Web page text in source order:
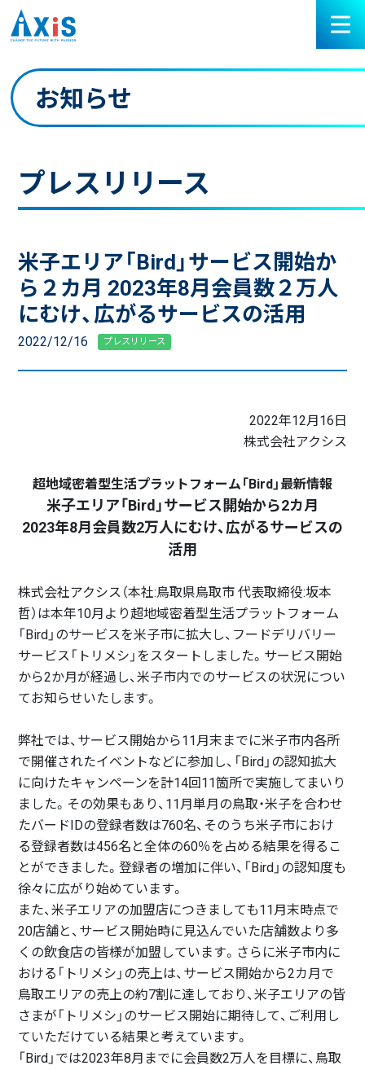
お知らせ
プレスリリース
米子エリア「Bird」サービス開始か
ら２カ月 2023年8月会員数２万人
にむけ、広がるサービスの活用
2022/12/16 プレスリリース
2022年12月16日
株式会社アクシス
超地域密着型生活プラットフォーム「Bird」最新情報
米子エリア「Bird」サービス開始から2カ月
2023年8月会員数2万人にむけ、広がるサービスの
活用
株式会社アクシス（本社:鳥取県鳥取市 代表取締役:坂本
哲）は本年10月より超地域密着型生活プラットフォーム
「Bird」のサービスを米子市に拡大し、フードデリバリー
サービス「トリメシ」をスタートしました。サービス開始
から2か月が経過し、米子市内でのサービスの状況につい
てお知らせいたします。
弊社では、サービス開始から11月末までに米子市内各所
で開催されたイベントなどに参加し、「Bird」の認知拡大
に向けたキャンペーンを計14回11箇所で実施してまいり
ました。その効果もあり、11月単月の鳥取・米子を合わせ
たバードIDの登録者数は760名、そのうち米子市におけ
る登録者数は456名と全体の60％を占める結果を得るこ
とができました。登録者の増加に伴い、「Bird」の認知度も
徐々に広がり始めています。
また、米子エリアの加盟店につきましても11月末時点で
20店舗と、サービス開始時に見込んでいた店舗数より多
くの飲食店の皆様が加盟しています。さらに米子市内に
おける「トリメシ」の売上は、サービス開始から2カ月で
鳥取エリアの売上の約7割に達しており、米子エリアの皆
さまが「トリメシ」のサービス開始に期待して、ご利用し
ていただけている結果と考えています。
「Bird」では2023年8月までに会員数2万人を目標に、鳥取